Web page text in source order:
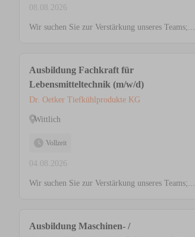
08.08.2026
Wir suchen Sie zur Verstärkung unseres Teams;...
Ausbildung Fachkraft für
Lebensmitteltechnik (m/w/d)
Dr. Oetker Tiefkühlprodukte KG
Wittlich
Vollzeit
04.08.2026
Wir suchen Sie zur Verstärkung unseres Teams;...
Ausbildung Maschinen- /